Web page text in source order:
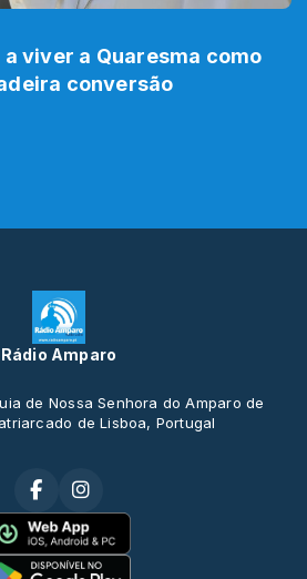
viver a Quaresma como
conversão
Rádio Amparo
de Nossa Senhora do Amparo de
de Lisboa, Portugal